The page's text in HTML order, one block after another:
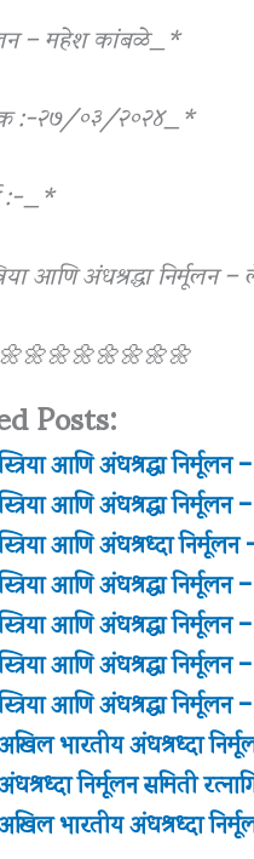
– महेश कांबळे_*
:-२७/०३/२०२४_*
:-_*
आणि अंधश्रद्धा
Posts:
आणि अंधश्रद्धा निर्मूलन
आणि अंधश्रद्धा निर्मूलन
आणि अंधश्रध्दा
आणि अंधश्रद्धा निर्मूलन
आणि अंधश्रद्धा निर्मूलन
आणि अंधश्रद्धा निर्मूलन
आणि अंधश्रद्धा निर्मूलन
भारतीय अंधश्रध्दा
निर्मूलन समिती
भारतीय अंधश्रध्दा